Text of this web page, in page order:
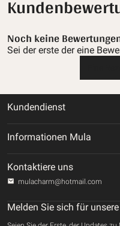
Noch keine
Sei der erste der eine
Kundendienst
Datenschutz-Bestimmungen
Nutzungsbedingungen
Informationen Mula
Verfolgen Sie Ihre Bestellung
Kontaktiere uns
Kontaktiere uns
mulacharm@hotmail.com
Melden Sie sich für